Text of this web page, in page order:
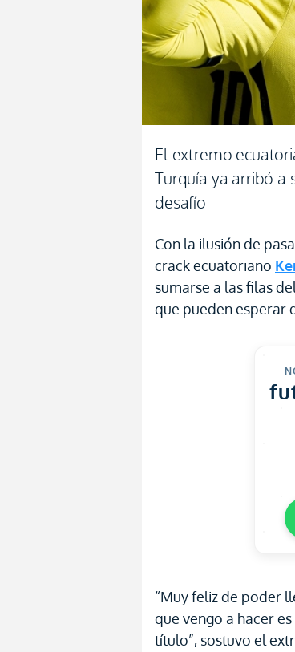
El extremo
Turquía ya arribó a
desafío
Con la ilusión de
crack ecuatoriano
sumarse a las filas
que pueden esperar
“Muy feliz de poder
que vengo a hacer
título”, sostuvo el